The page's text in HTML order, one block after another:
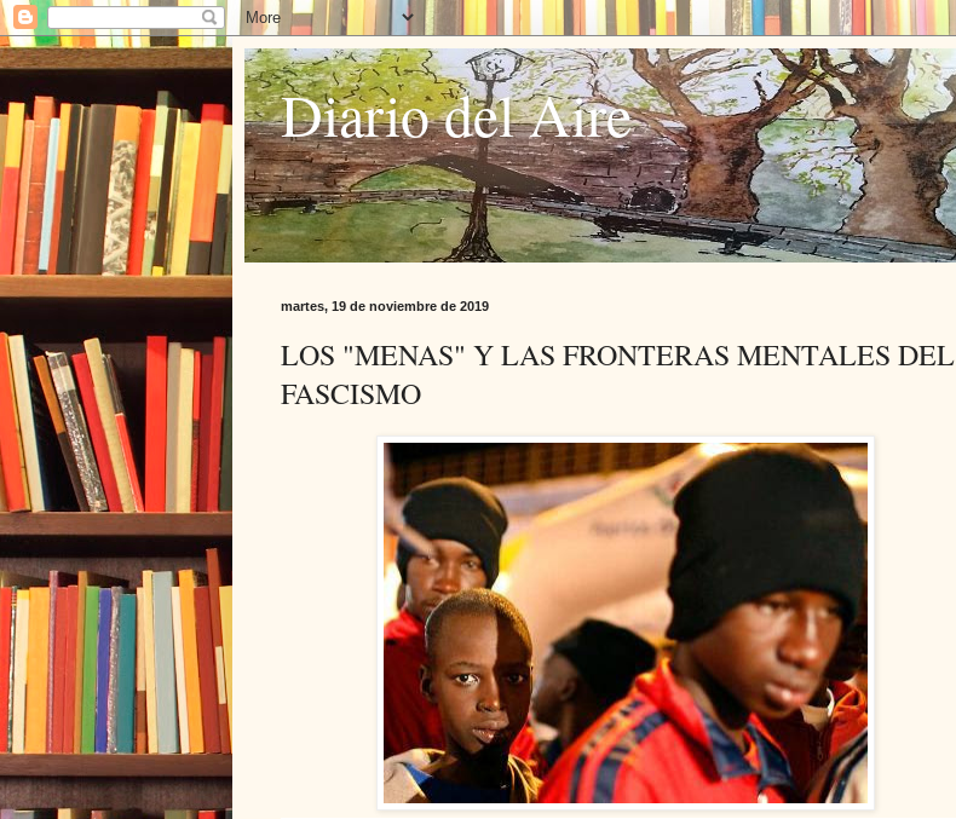
Diario del Aire
martes, 19 de noviembre de 2019
LOS "MENAS" Y LAS FRONTERAS MENTALES DEL
FASCISMO